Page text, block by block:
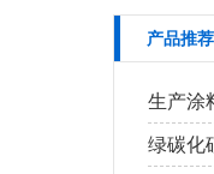
产品推荐
生产涂
绿碳化